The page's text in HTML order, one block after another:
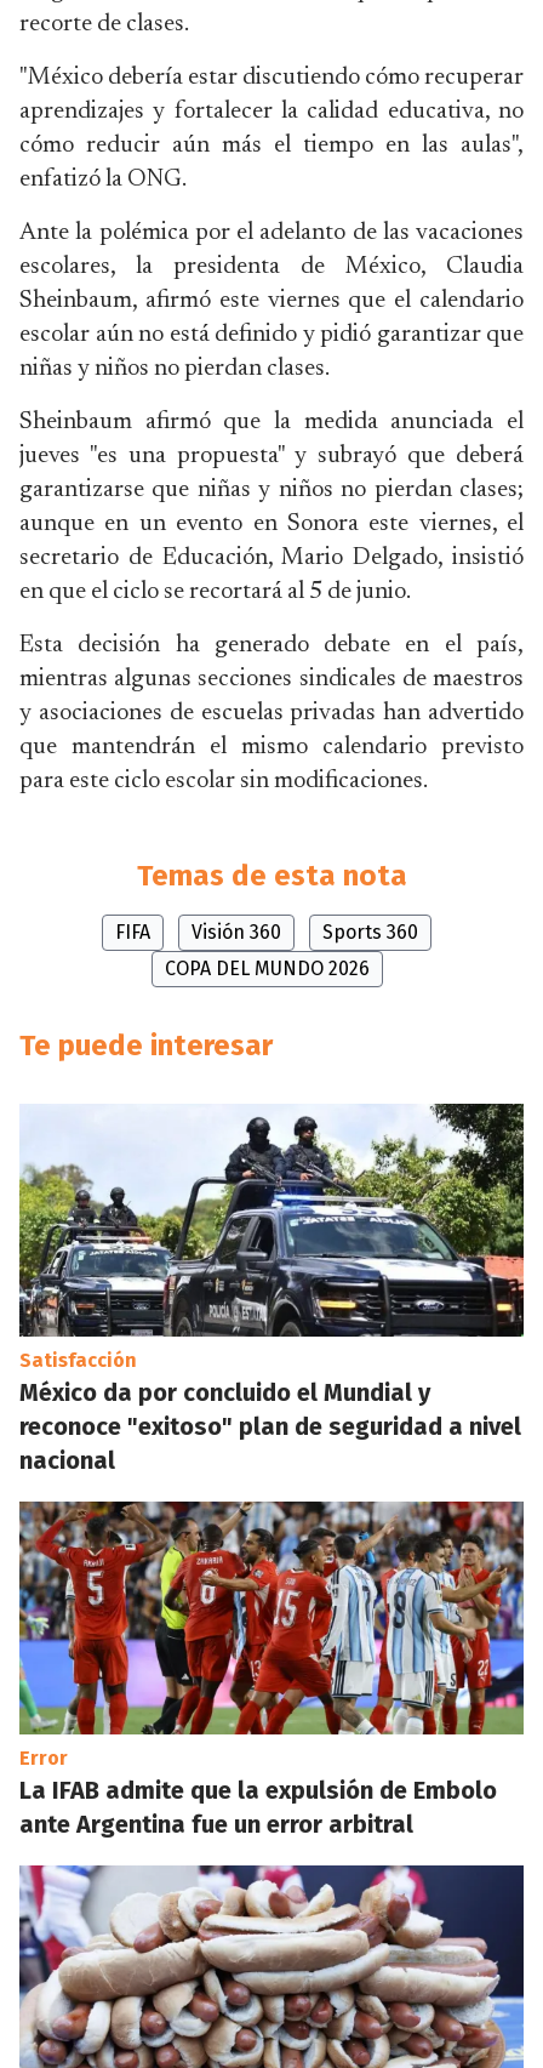
recorte de clases.
"México debería estar discutiendo cómo recuperar
aprendizajes y fortalecer la calidad educativa, no
cómo reducir aún más el tiempo en las aulas",
enfatizó la ONG.
Ante la polémica por el adelanto de las vacaciones
escolares, la presidenta de México, Claudia
Sheinbaum, afirmó este viernes que el calendario
escolar aún no está definido y pidió garantizar que
niñas y niños no pierdan clases.
Sheinbaum afirmó que la medida anunciada el
jueves "es una propuesta" y subrayó que deberá
garantizarse que niñas y niños no pierdan clases;
aunque en un evento en Sonora este viernes, el
secretario de Educación, Mario Delgado, insistió
en que el ciclo se recortará al 5 de junio.
Esta decisión ha generado debate en el país,
mientras algunas secciones sindicales de maestros
y asociaciones de escuelas privadas han advertido
que mantendrán el mismo calendario previsto
para este ciclo escolar sin modificaciones.
Temas de esta nota
FIFA Visión 360
Sports 360
COPA DEL MUNDO 2026
Te puede interesar
Satisfacción
México da por concluido el Mundial y
reconoce "exitoso" plan de seguridad a nivel
nacional
Error
La IFAB admite que la expulsión de Embolo
ante Argentina fue un error arbitral